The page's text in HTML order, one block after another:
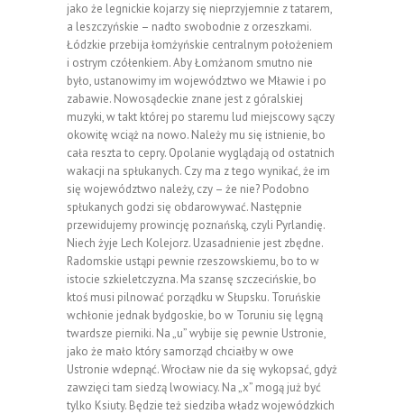
jako że legnickie kojarzy się nieprzyjemnie z tatarem,
a leszczyńskie – nadto swobodnie z orzeszkami.
Łódzkie przebija łomżyńskie centralnym położeniem
i ostrym czółenkiem. Aby Łomżanom smutno nie
było, ustanowimy im województwo we Mławie i po
zabawie. Nowosądeckie znane jest z góralskiej
muzyki, w takt której po staremu lud miejscowy sączy
okowitę wciąż na nowo. Należy mu się istnienie, bo
cała reszta to cepry. Opolanie wyglądają od ostatnich
wakacji na spłukanych. Czy ma z tego wynikać, że im
się województwo należy, czy – że nie? Podobno
spłukanych godzi się obdarowywać. Następnie
przewidujemy prowincję poznańską, czyli Pyrlandię.
Niech żyje Lech Kolejorz. Uzasadnienie jest zbędne.
Radomskie ustąpi pewnie rzeszowskiemu, bo to w
istocie szkieletczyzna. Ma szansę szczecińskie, bo
ktoś musi pilnować porządku w Słupsku. Toruńskie
wchłonie jednak bydgoskie, bo w Toruniu się lęgną
twardsze pierniki. Na „u” wybije się pewnie Ustronie,
jako że mało który samorząd chciałby w owe
Ustronie wdepnąć. Wrocław nie da się wykopsać, gdyż
zawzięci tam siedzą lwowiacy. Na „x” mogą już być
tylko Ksiuty. Będzie też siedziba władz wojewódzkich